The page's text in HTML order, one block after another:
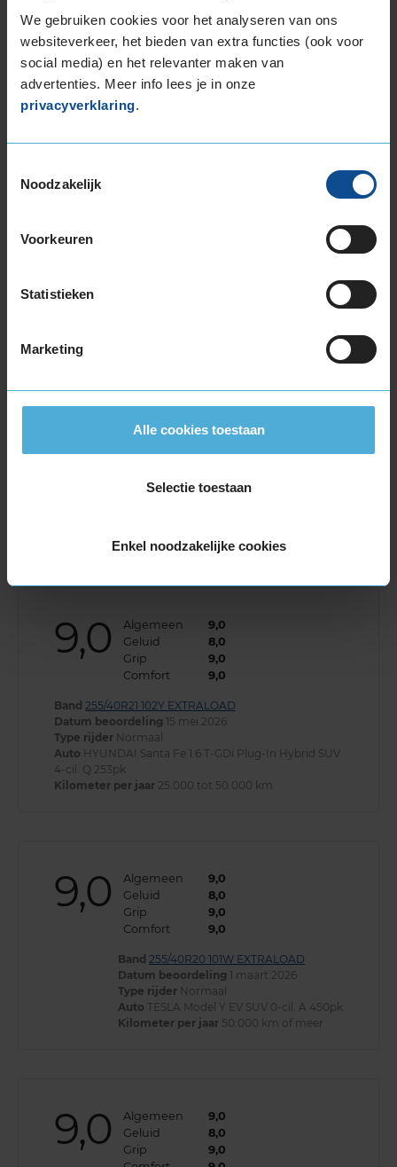
We gebruiken cookies voor het analyseren van ons
websiteverkeer, het bieden van extra functies (ook voor
social media) en het relevanter maken van
advertenties. Meer info lees je in onze
privacyverklaring.
Noodzakelijk
Voorkeuren
Statistieken
Marketing
Alle cookies toestaan
Selectie toestaan
Enkel noodzakelijke cookies
265/35R22 102W EXTRALOAD
275/35R22 104Y EXTRALOAD
275/35R22 107Y EXTRALOAD
275/40R22 107Y EXTRALOAD
275/40R22 107Y EXTRALOAD
Bekijk hieronder alle reviews voor de Michelin
uitsluitend van berijders van de Michelin PILOT
9,0
Geluid
9,0
Comfort
9,0
Datum beoordeling10 juli 2026
9,0 Algemeen
9,0
Geluid
8,0
Grip
9,0
Comfort
9,0
Band 255/40R21 102Y EXTRALOAD
Datum beoordeling 15 mei 2026
Type rijder Normaal
Auto HYUNDAI Santa Fe 1.6 T-GDi Plug-In Hybrid SUV
4-cil. Q 253pk
Kilometer per jaar 25.000 tot 50.000 km
9,0 Algemeen
9,0
Geluid
8,0
Grip
9,0
Comfort
9,0
Band 255/40R20 101W EXTRALOAD
Datum beoordeling 1 maart 2026
Type rijder Normaal
Auto TESLA Model Y EV SUV 0-cil. A 450pk
Kilometer per jaar 50.000 km of meer
9,0 Algemeen
9,0
Geluid
8,0
Grip
9,0